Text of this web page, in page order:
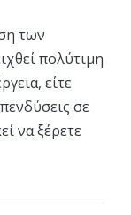
των
πολύτιμη
είτε
σε
να ξέρετε